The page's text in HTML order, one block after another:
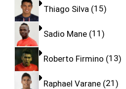
Thiago Silva 15
Sadio Mane 11
Roberto Firmino 13
Raphael Varane 21